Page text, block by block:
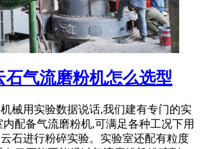
石气流磨粉机怎么选型
械用实验数据说话,我们建有专门的实
配备气流磨粉机,可满足各种工况下用
石进行粉碎实验。实验室还配有粒度